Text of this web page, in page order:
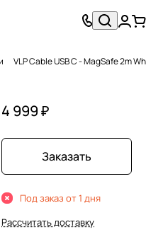
VLP Cable USB C - MagSafe 2m
4 999 ₽
Заказать
Под заказ от 1 дня
Рассчитать доставку